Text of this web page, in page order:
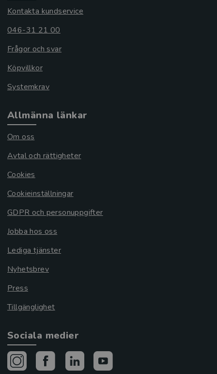
Kontakta kundservice
046-31 21 00
Frågor och svar
Köpvillkor
Systemkrav
Allmänna länkar
Om oss
Avtal och rättigheter
Cookies
Cookieinställningar
GDPR och personuppgifter
Jobba hos oss
Lediga tjänster
Nyhetsbrev
Press
Tillgänglighet
Sociala medier